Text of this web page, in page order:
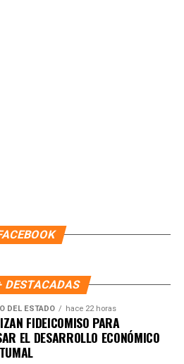
oficial de WhatsApp de
canal de WhatsApp
DESTACADAS
DEL ESTADO hace 22 horas
FIDEICOMISO PARA
EL DESARROLLO ECONÓMICO